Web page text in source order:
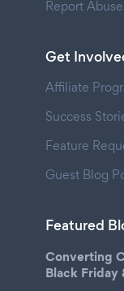
Report Abuse
Get
Affiliate
Success
Feature
Guest Blog
Featured
Converting
Black Friday